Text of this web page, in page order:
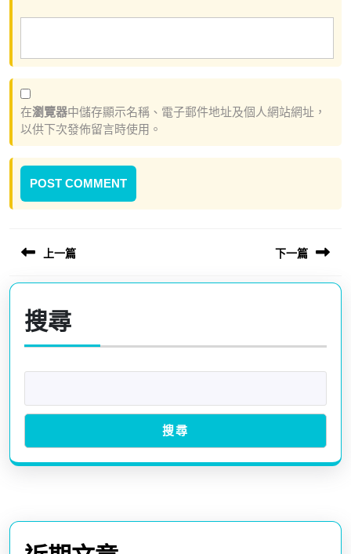
在瀏覽器中儲存顯示名稱、電子郵件地址及個人網站網址，
以供下次發佈留言時使用。
文
導
覽
上一篇
Previous
post:
下一篇
搜尋
搜尋